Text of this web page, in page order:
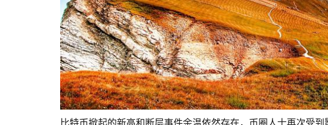
比特币掀起的新高和断层事件余温依然存在，币圈人士再次受